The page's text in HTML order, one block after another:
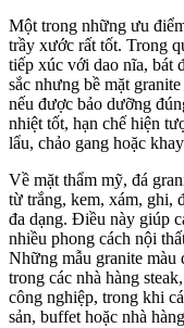
Một trong những ưu
trầy xước rất tốt. Trong
tiếp xúc với dao nĩa, bát
sắc nhưng bề mặt
nếu được bảo dưỡng
nhiệt tốt, hạn chế hiện
lẩu, chảo gang hoặc
Về mặt thẩm mỹ, đá
từ trắng, kem, xám, ghi,
đa dạng. Điều này giúp
nhiều phong cách nội
Những mẫu granite màu
trong các nhà hàng
công nghiệp, trong khi
sản, buffet hoặc nhà